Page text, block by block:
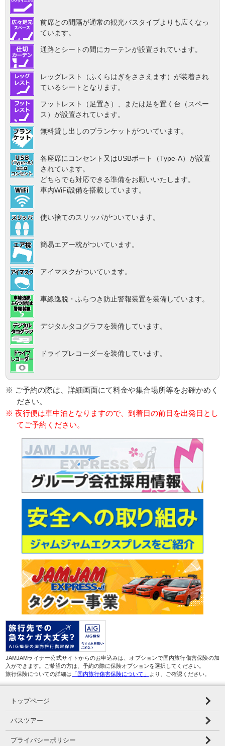
前席との間隔が通常の観光バスタイプよりも広くなっ
ています。
通路とシートの間にカーテンが設置されています。
レッグレスト（ふくらはぎをささえます）が装着され
ているシートとなります。
フットレスト（足置き）、または足を置く台（スペー
ス）が設置されています。
無料貸し出しのブランケットがついています。
各座席にコンセント又はUSBポート（Type-A）が設置
されています。
どちらでも対応できる準備をお願いいたします。
車内WiFi設備を搭載しています。
使い捨てのスリッパがついています。
簡易エアー枕がついています。
アイマスクがついています。
車線逸脱・ふらつき防止警報装置を装備しています。
デジタルタコグラフを装備しています。
ドライブレコーダーを装備しています。
※ ご予約の際は、詳細画面にて料金や集合場所等をお確かめく
ださい。
※ 夜行便は車中泊となりますので、到着日の前日を出発日とし
てご予約ください。
JAMJAMライナー公式サイトからのお申込みは、オプションで国内旅行傷害保険の加
入ができます。ご希望の方は、予約の際に保険オプションを選択してください。
旅行保険についての詳細は 「国内旅行傷害保険について」 より、ご確認ください。
トップページ
バスツアー
プライバシーポリシー